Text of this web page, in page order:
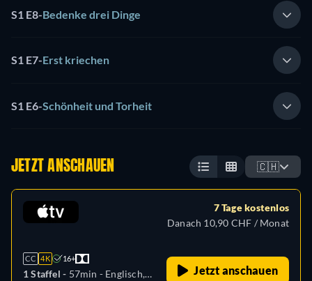
S1 E8-Bedenke drei Dinge
S1 E7-Erst kriechen
S1 E6-Schönheit und Torheit
JETZT ANSCHAUEN 🇨🇭
CC 4K 16+
1 Staffel - 57min - Englisch,
7 Tage kostenlos
Danach 10,90 CHF / Monat
Jetzt anschauen